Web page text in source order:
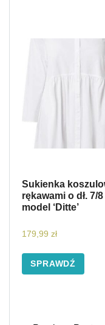
Sukienka
rękawami o dł. 7/8
model ‘Ditte’
179,99 zł
SPRAWDŹ